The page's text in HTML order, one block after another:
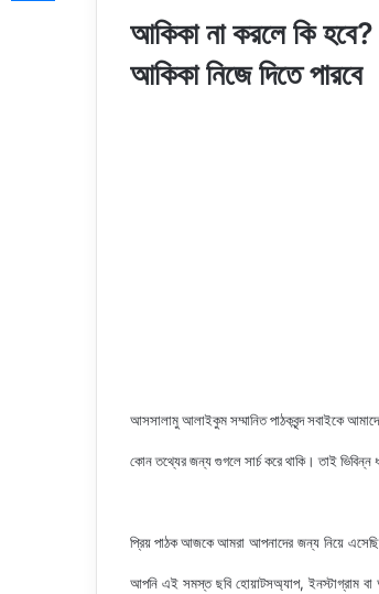
আকিকা না করলে কি
আকিকা নিজে দিতে পারবে
আসসালামু আলাইকুম সম্মানিত পাঠকবৃন্দ সবাইকে
কোন তথ্যের জন্য গুগলে সার্চ করে থাকি। তাই
প্রিয় পাঠক আজকেআমরা আপনাদের জন্য নিয়ে এসেছি
আপনি এই সমস্ত ছবি হোয়াটসঅ্যাপ, ইনস্টাগ্রাম